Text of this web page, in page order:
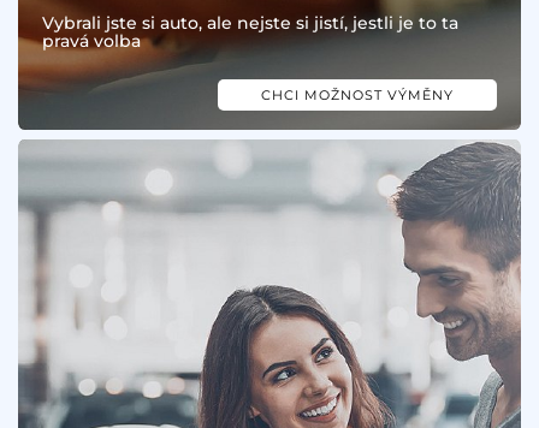
Vybrali jste si auto, ale nejste si jistí, jestli je to ta
pravá volba
CHCI MOŽNOST VÝMĚNY